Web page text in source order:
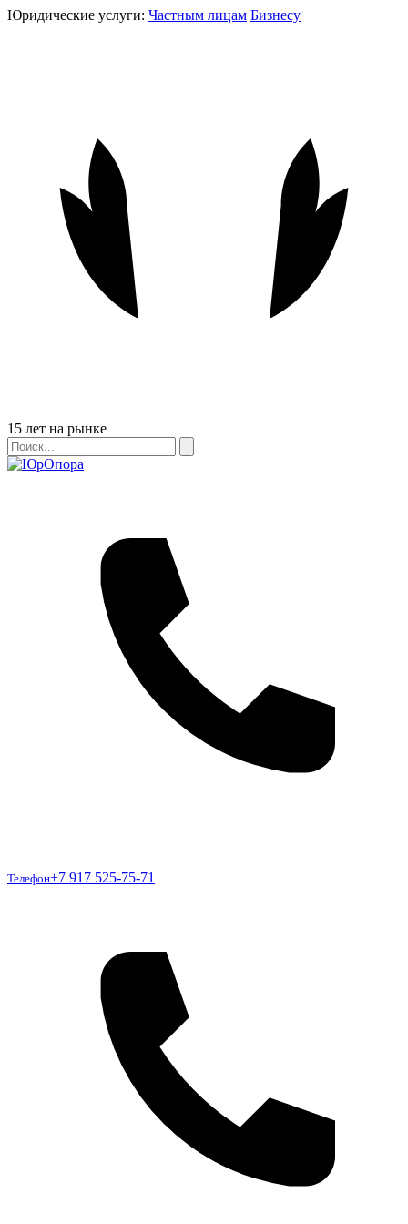
Юридические услуги: Частным лицам Бизнесу
Бейдж
15 лет на рынке
Поиск
Поиск
Телефон
Телефон+7 917 525-75-71